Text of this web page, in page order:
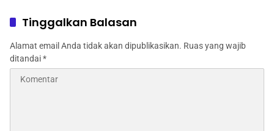
Pangan
Tinggalkan Balasan
Alamat email Anda tidak akan dipublikasikan. Ruas yang wajib
ditandai*